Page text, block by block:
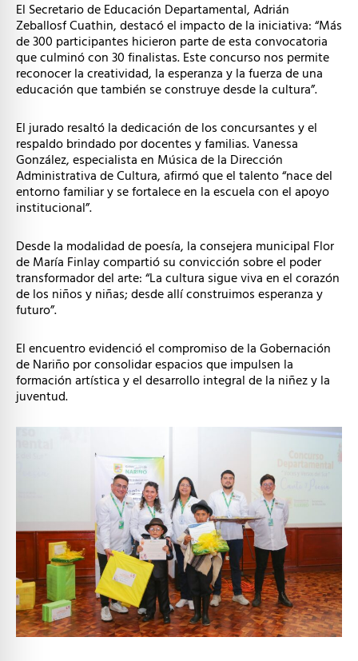
El Secretario de Educación Departamental, Adrián
Zeballosf Cuathin, destacó el impacto de la iniciativa: “Más
de 300 participantes hicieron parte de esta convocatoria
que culminó con 30 finalistas. Este concurso nos permite
reconocer la creatividad, la esperanza y la fuerza de una
educación que también se construye desde la cultura”.
El jurado resaltó la dedicación de los concursantes y el
respaldo brindado por docentes y familias. Vanessa
González, especialista en Música de la Dirección
Administrativa de Cultura, afirmó que el talento “nace del
entorno familiar y se fortalece en la escuela con el apoyo
institucional”.
Desde la modalidad de poesía, la consejera municipal Flor
de María Finlay compartió su convicción sobre el poder
transformador del arte: “La cultura sigue viva en el corazón
de los niños y niñas; desde allí construimos esperanza y
futuro”.
El encuentro evidenció el compromiso de la Gobernación
de Nariño por consolidar espacios que impulsen la
formación artística y el desarrollo integral de la niñez y la
juventud.